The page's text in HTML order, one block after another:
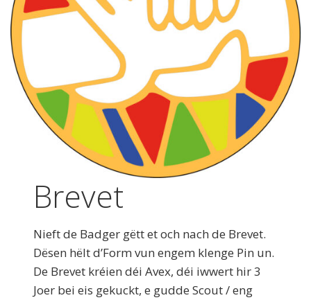
Brevet
Nieft de Badger gëtt et och nach de Brevet.
Dësen hëlt d’Form vun engem klenge Pin un.
De Brevet kréien déi Avex, déi iwwert hir 3
Joer bei eis gekuckt, e gudde Scout / eng